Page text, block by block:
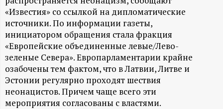
-
и
н
ф
«Известия» со ссылкой на дипломатические
источники. По информации газеты,
инициатором обращения стала фракция
«Европейские объединенные левые/Лево-
зеленые Севера». Европарламентарии крайне
озабочены тем фактом, что в Латвии, Литве и
Эстонии регулярно проходят шествия
неонацистов. Причем чаще всего эти
мероприятия согласованы с властями.